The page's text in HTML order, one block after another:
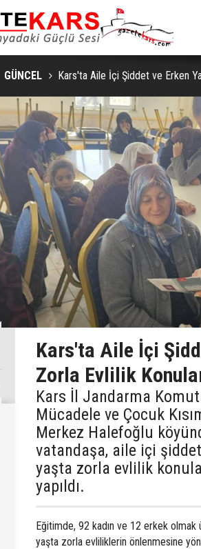
GÜNCEL Kars'ta Aile İçi Şiddet ve Erken
Kars'ta Aile İçi
Zorla Evlilik
Kars İl Jandarma
Mücadele ve Çocuk
Merkez Halefoğlu
vatandaşa, aile içi
yaşta zorla evlilik
yapıldı.
Eğitimde, 92 kadın ve 12 erkek olmak
yaşta zorla evliliklerin önlenmesine